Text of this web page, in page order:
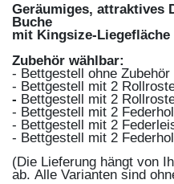
Geräumiges, attraktives
Buche
mit Kingsize-Liegefläche
Zubehör wählbar:
- Bettgestell ohne Zubehör
- Bettgestell mit 2
- Bettgestell mit 2
- Bettgestell mit 2
- Bettgestell mit 2
- Bettgestell mit 2
(Die Lieferung hängt von
ab. Alle Varianten sind